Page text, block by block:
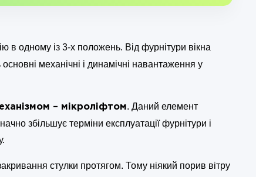
в одному із 3-х положень. Від фурнітури вікна
механічні і динамічні навантаження у
– мікроліфтом. Даний елемент
збільшує терміни експлуатації фурнітури і
стулки протягом. Тому ніякий порив вітру